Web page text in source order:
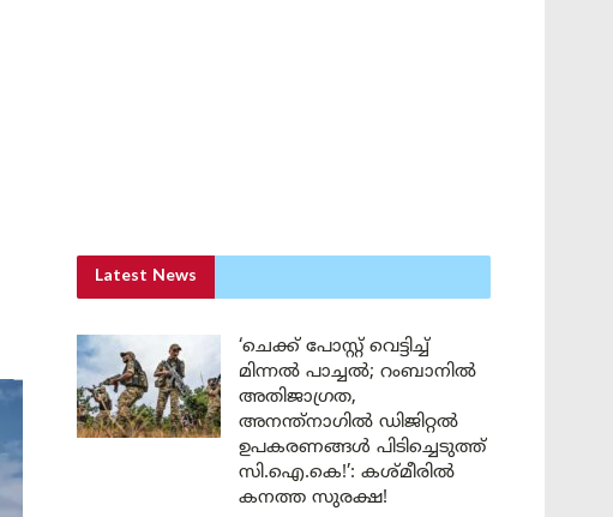
Latest News
‘ചെക്ക് പോസ്റ്റ് വെട്ടിച്ച്
മിന്നൽ പാച്ചൽ; റംബാനിൽ
അതിജാഗ്രത,
അനന്ത്നാഗിൽ ഡിജിറ്റൽ
ഉപകരണങ്ങൾ പിടിച്ചെടുത്ത്
സി.ഐ.കെ!’: കശ്മീരിൽ
കനത്ത സുരക്ഷ!